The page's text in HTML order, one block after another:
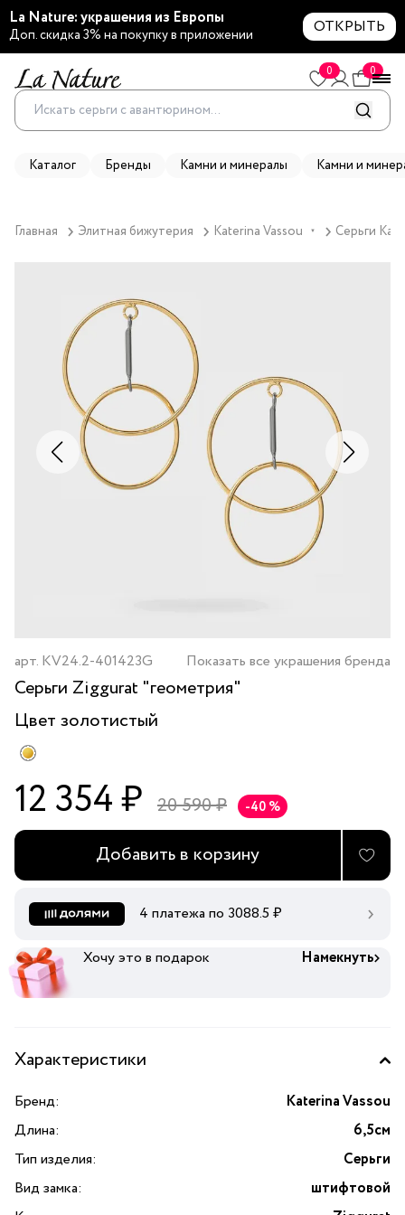
La Nature: украшения из Европы
Доп. скидка 3% на покупку в приложении ОТКРЫТЬ
0 0
Каталог Бренды Камни и минералы Камни и
Главная Элитная бижутерия Katerina Vassou ▼ Серьги
арт. KV24.2-401423G Показать все украшения бренда
Серьги Ziggurat "геометрия"
Цвет золотистый
12 354 ₽ 20 590 ₽ -40 %
Добавить в корзину
4 платежа по 3088.5 ₽
Хочу это в подарок Намекнуть
Характеристики
Бренд:
Katerina Vassou
Длина:
6,5см
Тип изделия:
Серьги
Вид замка:
штифтовой